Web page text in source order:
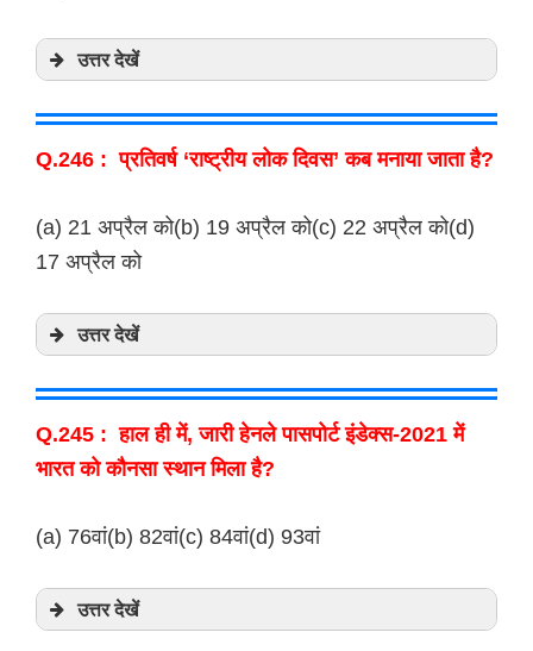
उत्तर देखें
Q.246 : प्रतिवर्ष ‘राष्ट्रीय लोक दिवस’ कब मनाया जाता है?
(a) 21 अप्रैल को(b) 19 अप्रैल को(c) 22 अप्रैल को(d)
17 अप्रैल को
उत्तर देखें
Q.245 : हाल ही में, जारी हेनले पासपोर्ट इंडेक्स-2021 में
भारत को कौनसा स्थान मिला है?
(a) 76वां(b) 82वां(c) 84वां(d) 93वां
उत्तर देखें